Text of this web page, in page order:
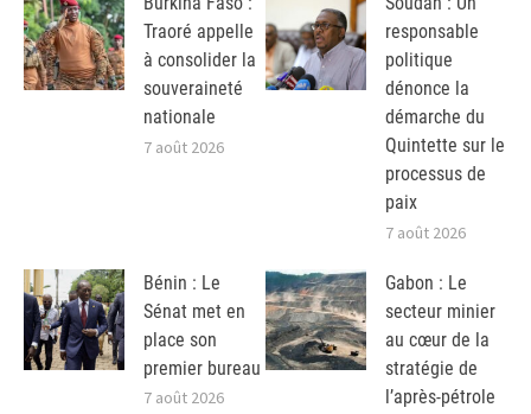
Traoré appelle
à consolider la
souveraineté
nationale
7 août 2026
responsable
politique
dénonce la
démarche du
Quintette sur le
processus de
paix
7 août 2026
Bénin : Le
Sénat met en
place son
premier bureau
7 août 2026
Gabon : Le
secteur minier
au cœur de la
stratégie de
l’après-pétrole